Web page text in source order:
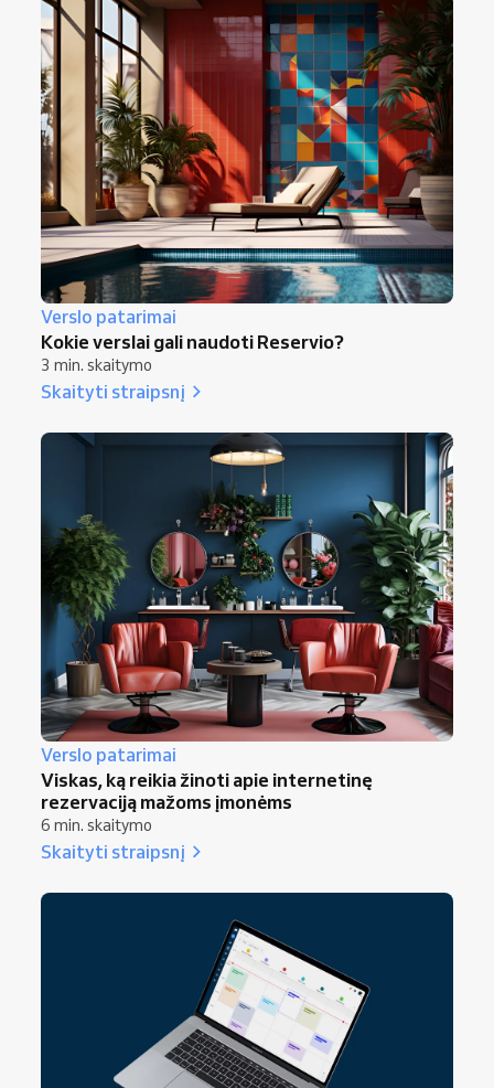
Verslo patarimai
Kokie verslai gali naudoti Reservio?
3 min. skaitymo
Skaityti straipsnį
Verslo patarimai
Viskas, ką reikia žinoti apie internetinę
rezervaciją mažoms įmonėms
6 min. skaitymo
Skaityti straipsnį